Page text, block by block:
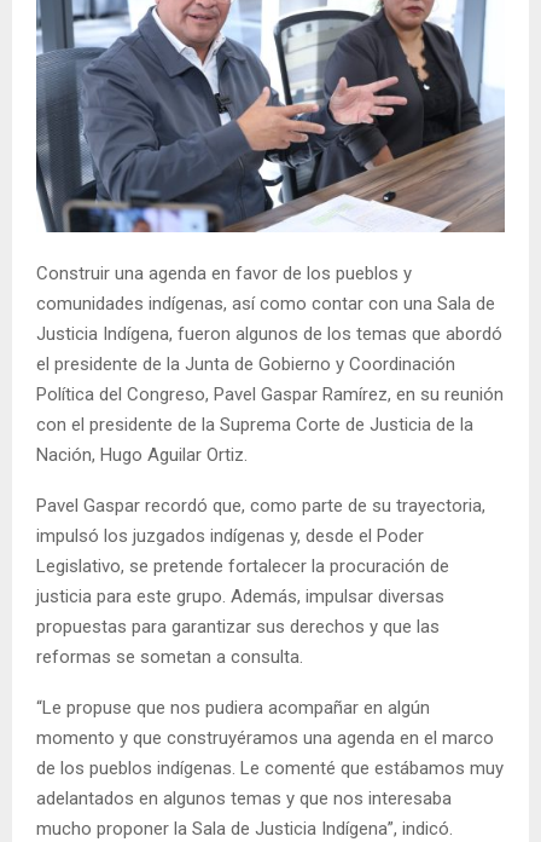
Construir una agenda en favor de los pueblos y
comunidades indígenas, así como contar con una Sala de
Justicia Indígena, fueron algunos de los temas que abordó
el presidente de la Junta de Gobierno y Coordinación
Política del Congreso, Pavel Gaspar Ramírez, en su reunión
con el presidente de la Suprema Corte de Justicia de la
Nación, Hugo Aguilar Ortiz.
Pavel Gaspar recordó que, como parte de su trayectoria,
impulsó los juzgados indígenas y, desde el Poder
Legislativo, se pretende fortalecer la procuración de
justicia para este grupo. Además, impulsar diversas
propuestas para garantizar sus derechos y que las
reformas se sometan a consulta.
“Le propuse que nos pudiera acompañar en algún
momento y que construyéramos una agenda en el marco
de los pueblos indígenas. Le comenté que estábamos muy
adelantados en algunos temas y que nos interesaba
mucho proponer la Sala de Justicia Indígena”, indicó.